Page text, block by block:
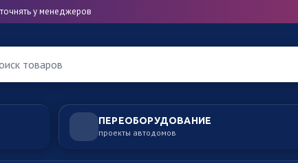
у менеджеров
товаров
ПЕРЕОБОРУДОВАНИЕ
проекты автодомов